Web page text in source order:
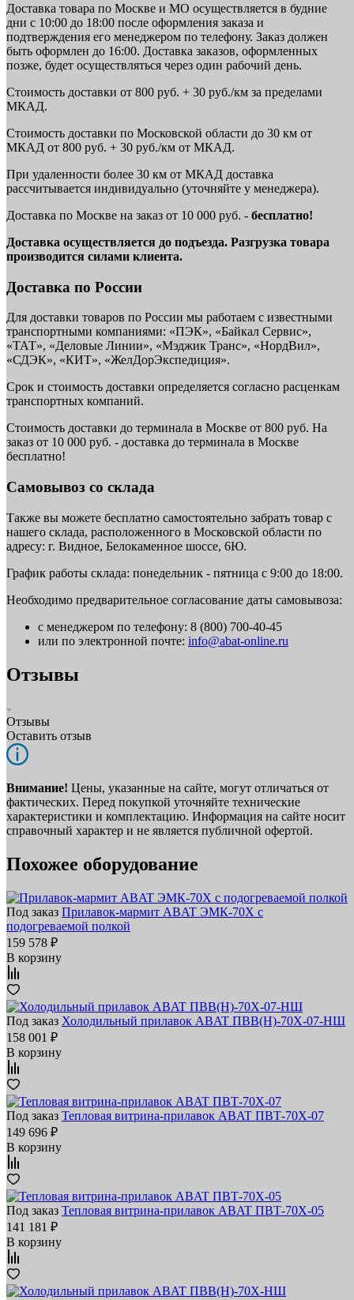
Доставка товара по Москве и МО осуществляется в будние
дни с 10:00 до 18:00 после оформления заказа и
подтверждения его менеджером по телефону. Заказ должен
быть оформлен до 16:00. Доставка заказов, оформленных
позже, будет осуществляться через один рабочий день.
Стоимость доставки от 800 руб. + 30 руб./км за пределами
МКАД.
Стоимость доставки по Московской области до 30 км от
МКАД от 800 руб. + 30 руб./км от МКАД.
При удаленности более 30 км от МКАД доставка
рассчитывается индивидуально (уточняйте у менеджера).
Доставка по Москве на заказ от 10 000 руб. - бесплатно!
Доставка осуществляется до подъезда. Разгрузка товара
производится силами клиента.
Доставка по России
Для доставки товаров по России мы работаем с известными
транспортными компаниями: «ПЭК», «Байкал Сервис»,
«ТАТ», «Деловые Линии», «Мэджик Транс», «НордВил»,
«СДЭК», «КИТ», «ЖелДорЭкспедиция».
Срок и стоимость доставки определяется согласно расценкам
транспортных компаний.
Стоимость доставки до терминала в Москве от 800 руб. На
заказ от 10 000 руб. - доставка до терминала в Москве
бесплатно!
Самовывоз со склада
Также вы можете бесплатно самостоятельно забрать товар с
нашего склада, расположенного в Московской области по
адресу: г. Видное, Белокаменное шоссе, 6Ю.
График работы склада: понедельник - пятница с 9:00 до 18:00.
Необходимо предварительное согласование даты самовывоза:
с менеджером по телефону: 8 (800) 700-40-45
или по электронной почте: info@abat-online.ru
Отзывы
Отзывы
Оставить отзыв
Внимание! Цены, указанные на сайте, могут отличаться от
фактических. Перед покупкой уточняйте технические
характеристики и комплектацию. Информация на сайте носит
справочный характер и не является публичной офертой.
Похожее оборудование
Под заказ Прилавок‑мармит ABAT ЭМК‑70Х с
подогреваемой полкой
159 578 ₽
В корзину
Под заказ Холодильный прилавок ABAT ПВВ(Н)‑70Х‑07‑НШ
158 001 ₽
В корзину
Под заказ Тепловая витрина‑прилавок ABAT ПВТ‑70Х‑07
149 696 ₽
В корзину
Под заказ Тепловая витрина‑прилавок ABAT ПВТ‑70Х‑05
141 181 ₽
В корзину